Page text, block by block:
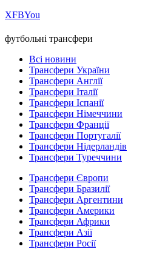
ХFBYou
футбольні трансфери
Всі новини
Трансфери України
Трансфери Англії
Трансфери Італії
Трансфери Іспанії
Трансфери Німеччини
Трансфери Франції
Трансфери Португалії
Трансфери Нідерландів
Трансфери Туреччини
Трансфери Європи
Трансфери Бразилії
Трансфери Аргентини
Трансфери Америки
Трансфери Африки
Трансфери Азії
Трансфери Росії